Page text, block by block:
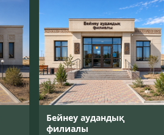
Бейнеу аудандық
филиалы